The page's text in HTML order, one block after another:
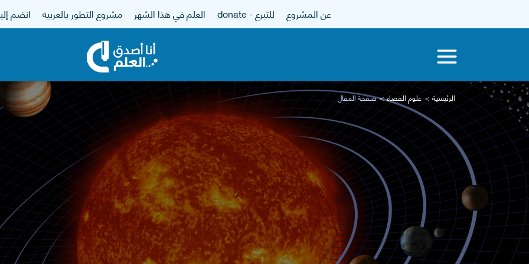
عن المشروع للتبرع - donate العلم في هذا الشهر مشروع التطور بالعربية انضم
الرئيسية علوم الفضاء صفحة المقال